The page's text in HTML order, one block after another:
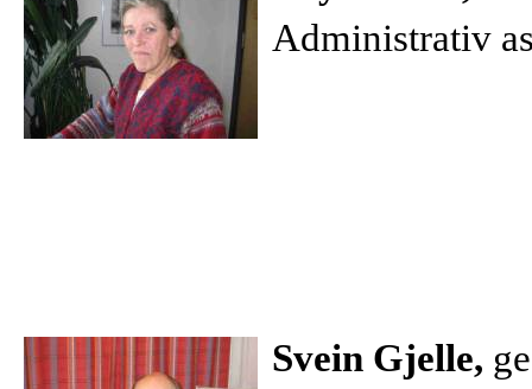
Administrativ
Svein Gjelle,